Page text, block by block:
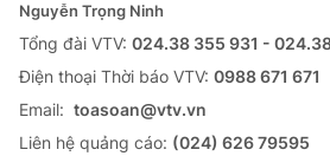
Nguyễn Trọng Ninh
Tổng đài VTV: 024.38 355 931 -
Ðiện thoại Thời báo VTV: 0988 671 671
Email: toasoan@vtv.vn
Liên hệ quảng cáo: (024) 626 79595